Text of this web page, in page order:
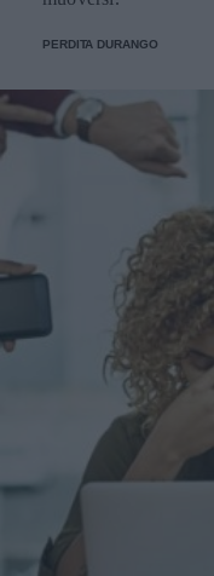
PERDITA DURANGO